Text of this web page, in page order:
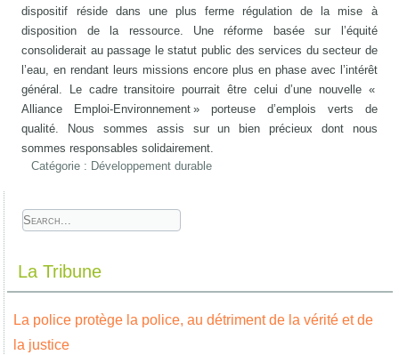
dispositif réside dans une plus ferme régulation de la mise à
disposition de la ressource. Une réforme basée sur l’équité
consoliderait au passage le statut public des services du secteur de
l’eau, en rendant leurs missions encore plus en phase avec l’intérêt
général. Le cadre transitoire pourrait être celui d’une nouvelle «
Alliance Emploi-Environnement » porteuse d’emplois verts de
qualité. Nous sommes assis sur un bien précieux dont nous
sommes responsables solidairement.
Catégorie : Développement durable
La Tribune
La police protège la police, au détriment de la vérité et de
la justice